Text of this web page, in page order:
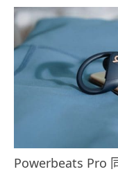
Powerbeats Pro